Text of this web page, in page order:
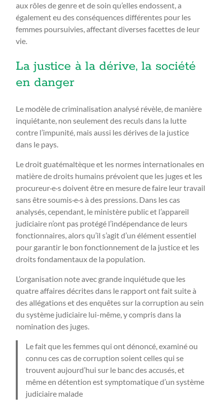
aux rôles de genre et de soin qu’elles endossent, a
également eu des conséquences différentes pour les
femmes poursuivies, affectant diverses facettes de leur
vie.
La justice à la dérive, la société
en danger
Le modèle de criminalisation analysé révèle, de manière
inquiétante, non seulement des reculs dans la lutte
contre l’impunité, mais aussi les dérives de la justice
dans le pays.
Le droit guatémaltèque et les normes internationales en
matière de droits humains prévoient que les juges et les
procureur·e·s doivent être en mesure de faire leur travail
sans être soumis·e·s à des pressions. Dans les cas
analysés, cependant, le ministère public et l’appareil
judiciaire n’ont pas protégé l’indépendance de leurs
fonctionnaires, alors qu’il s’agit d’un élément essentiel
pour garantir le bon fonctionnement de la justice et les
droits fondamentaux de la population.
L’organisation note avec grande inquiétude que les
quatre affaires décrites dans le rapport ont fait suite à
des allégations et des enquêtes sur la corruption au sein
du système judiciaire lui-même, y compris dans la
nomination des juges.
Le fait que les femmes qui ont dénoncé, examiné ou
connu ces cas de corruption soient celles qui se
trouvent aujourd’hui sur le banc des accusés, et
même en détention est symptomatique d’un système
judiciaire malade